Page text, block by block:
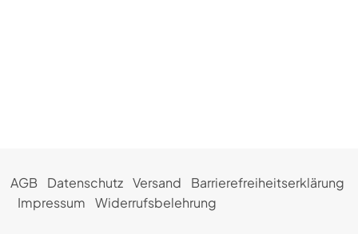
AGB Datenschutz Versand
Barrierefreiheitserklärung
Impressum
Widerrufsbelehrung